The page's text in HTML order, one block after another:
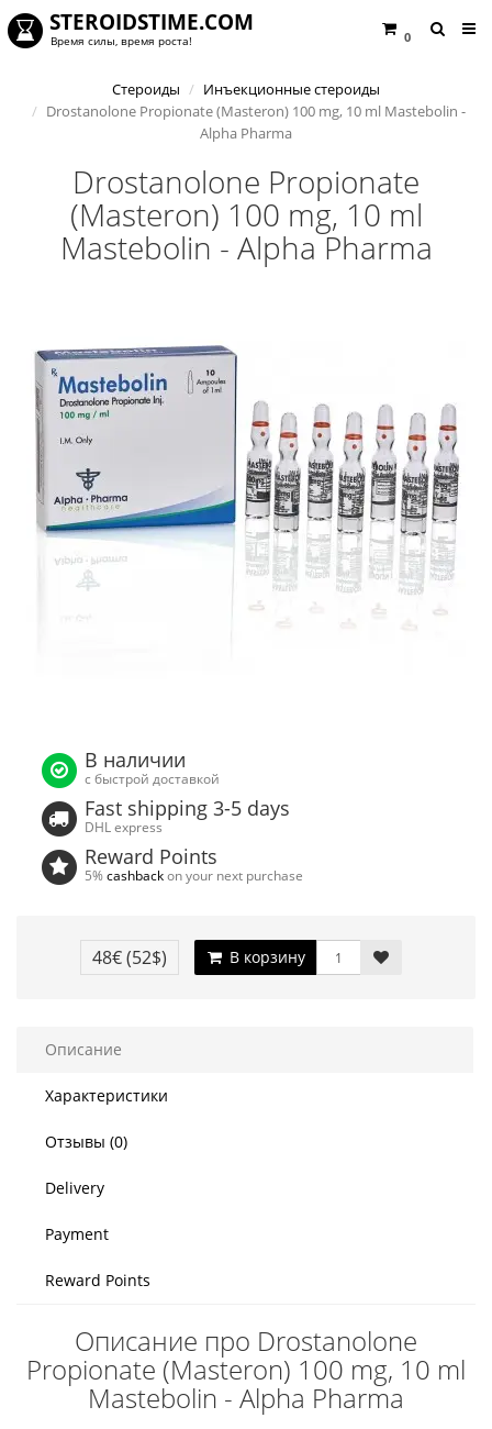
0
STEROIDSTIME.COM
Время силы, время роста!
Стероиды
Инъекционные стероиды
Drostanolone Propionate (Masteron) 100 mg, 10 ml Mastebolin -
Alpha Pharma
Drostanolone Propionate
(Masteron) 100 mg, 10 ml
Mastebolin - Alpha Pharma
В наличии
с быстрой доставкой
Fast shipping 3-5 days
DHL express
Reward Points
5%cashbackon your next purchase
48€(52$) В корзину
Описание
Характеристики
Отзывы (0)
Delivery
Payment
Reward Points
Описание про Drostanolone
Propionate (Masteron) 100 mg, 10 ml
Mastebolin - Alpha Pharma